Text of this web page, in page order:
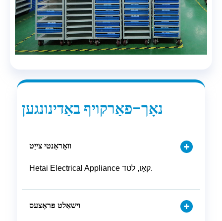
נאָך-פאַרקויף באַדינונגען
וואָראַנטי צייַט
Hetai Electrical Appliance קאָו, לטד.
וישאַלט פּראָצעס